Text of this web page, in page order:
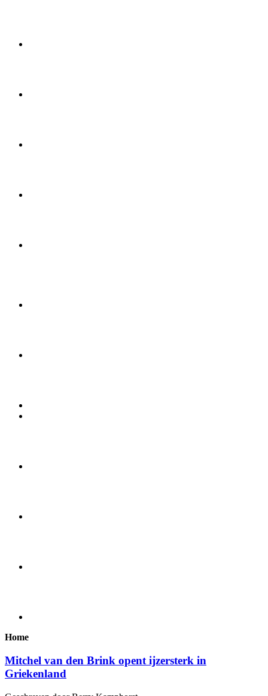
Home
Mitchel van den Brink opent ijzersterk in
Griekenland